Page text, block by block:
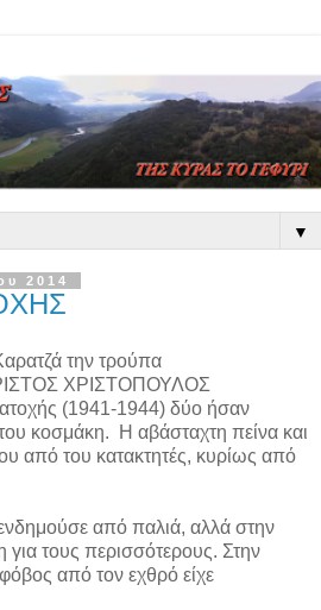
▼
2014
την τρούπα
ΧΡΙΣΤΟΠΟΥΛΟΣ
(1941-1944) δύο ήσαν
κοσμάκη.
Η αβάσταχτη πείνα και
από του κατακτητές, κυρίως από
από παλιά, αλλά στην
για τους περισσότερους. Στην
από τον εχθρό είχε